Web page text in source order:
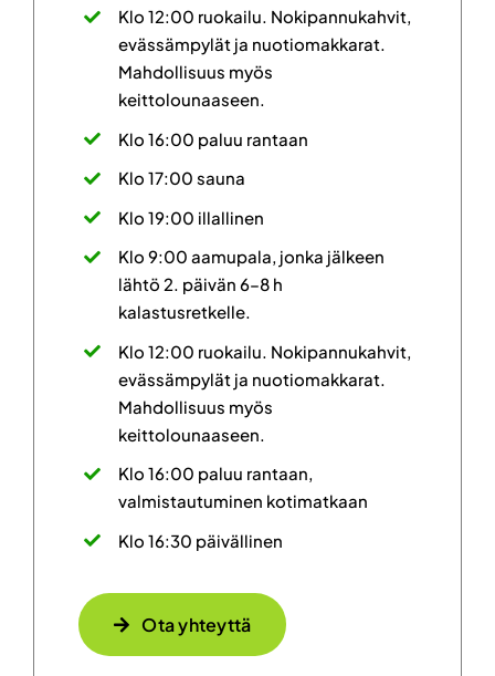
Klo 12:00 ruokailu. Nokipannukahvit,
evässämpylät ja nuotiomakkarat.
Mahdollisuus myös
keittolounaaseen.
Klo 16:00 paluu rantaan
Klo 17:00 sauna
Klo 19:00 illallinen
Klo 9:00 aamupala, jonka jälkeen
lähtö 2. päivän 6–8 h
kalastusretkelle.
Klo 12:00 ruokailu. Nokipannukahvit,
evässämpylät ja nuotiomakkarat.
Mahdollisuus myös
keittolounaaseen.
Klo 16:00 paluu rantaan,
valmistautuminen kotimatkaan
Klo 16:30 päivällinen
Ota yhteyttä